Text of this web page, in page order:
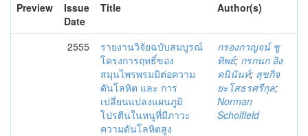
Preview
Issue
Date
Title Author(s)
2555
รายงานวิจัยฉบับสมบูรณ์
โครงการฤทธิ์ของ
สมุนไพรพรมมิต่อความ
ดันโลหิต และ การ
เปลี่ยนแปลงแผนภูมิ
โปรตีนในหนูที่มีภาวะ
ความดันโลหิตสูง
กรองกาญจน์ ชู
ทิพย์; กรกนก อิง
คนินันท์; สุขกิจ
ยะโสธรศรีกุล;
Norman
Scholfield